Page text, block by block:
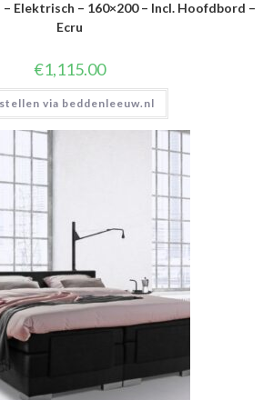
Elektrisch – 160×200 – Incl. Hoofdbord –
Ecru
€1,115.00
via beddenleeuw.nl